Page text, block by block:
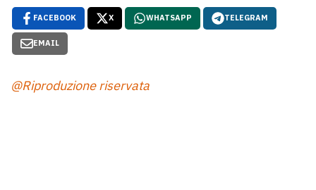
FACEBOOK X WHATSAPP TELEGRAM
EMAIL
@Riproduzione riservata